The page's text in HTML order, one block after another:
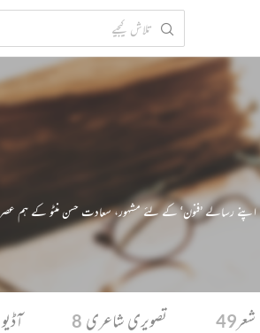
اپنے رسالے ’فنون‘ کے لئے مشہور، سعادت حسن منٹو کے ہم عصر
شعر49 تصویری شاعری 8 آڈیو